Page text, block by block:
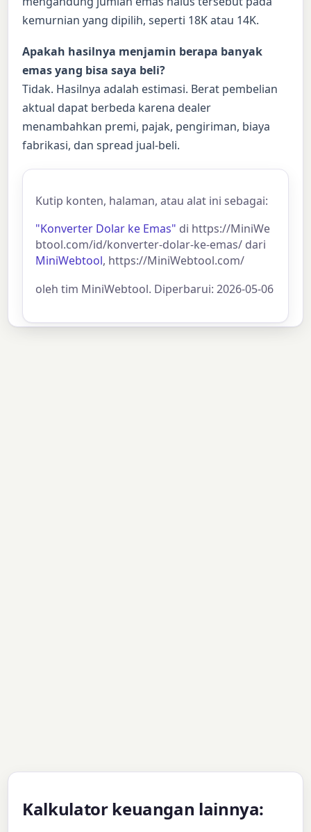
kemurnian yang dipilih, seperti 18K atau 14K.
Apakah hasilnya menjamin berapa banyak
emas yang bisa saya beli?
Tidak. Hasilnya adalah estimasi. Berat pembelian
aktual dapat berbeda karena dealer
menambahkan premi, pajak, pengiriman, biaya
fabrikasi, dan spread jual-beli.
Kutip konten, halaman, atau alat ini sebagai:
"Konverter Dolar ke Emas" di https://MiniWe
btool.com/id/konverter-dolar-ke-emas/ dari
MiniWebtool, https://MiniWebtool.com/
oleh tim MiniWebtool. Diperbarui: 2026-05-06
Kalkulator keuangan lainnya: